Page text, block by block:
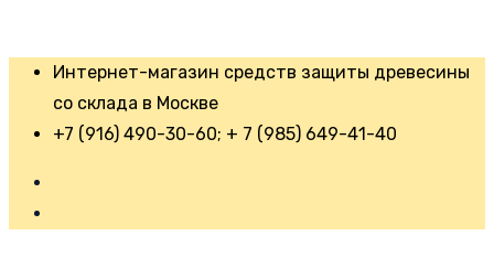
Интернет-магазин средств защиты древесины
со склада в Москве
+7 (916) 490-30-60; + 7 (985) 649-41-40